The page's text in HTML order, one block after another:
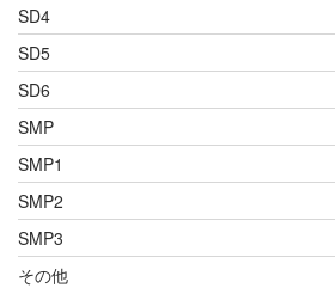
SD4
SD5
SD6
SMP
SMP1
SMP2
SMP3
その他